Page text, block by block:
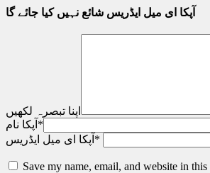
آپکا ای میل ایڈریس شائع نہیں کیا جائے گا
اپنا تبصرہ لکھیں
آپکا نام *
آپکا ای میل ایڈریس *
Save my name, email, and website in